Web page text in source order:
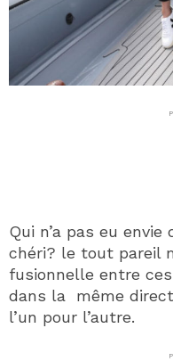
Qui n’a pas eu
chéri? le tout pareil
fusionnelle entre
dans la même
l’un pour l’autre.